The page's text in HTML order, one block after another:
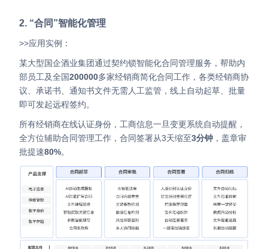
2. “合同”智能化管理
>>应用实例：
某大型国企酒业集团通过契约锁智能化合同管理服务，帮助内
部员工及全国200000多家经销商简化合同工作，各类经销商协
议、承诺书、通知书文件无需人工监管，线上自动起草、批量
即可发起远程签约。
所有经销商在线认证身份，工商信息一旦变更系统自动提醒，
全方位辅助合同管理工作，合同签署从3天缩至3分钟 ，盖章审
批提速80%。